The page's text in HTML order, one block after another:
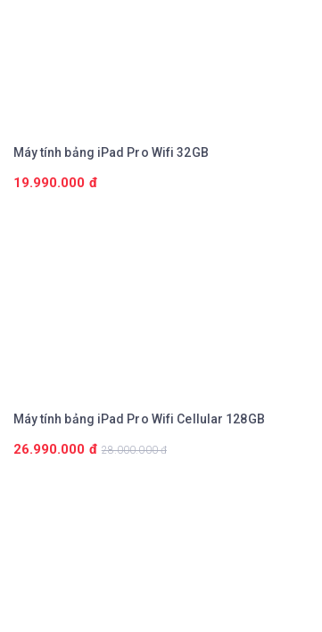
Máy tính bảng iPad Pro Wifi 32GB
19.990.000 đ
Máy tính bảng iPad Pro Wifi Cellular 128GB
26.990.000 đ 28.000.000 đ